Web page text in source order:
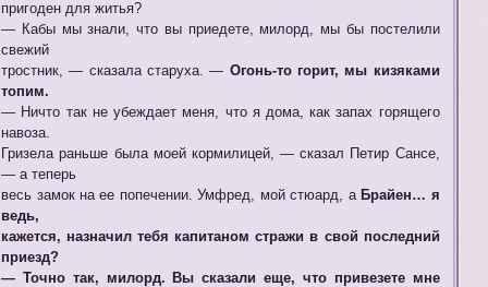
пригоден для житья?
— Кабы мы знали, что вы приедете, милорд, мы бы постелили
свежий
тростник, — сказала старуха. — Огонь-то горит, мы кизяками
топим.
— Ничто так не убеждает меня, что я дома, как запах горящего
навоза.
Гризела раньше была моей кормилицей, — сказал Петир Сансе,
— а теперь
весь замок на ее попечении. Умфред, мой стюард, аБрайен… я
ведь,
кажется, назначил тебя капитаном стражи в свой последний
приезд?
— Точно так, милорд. Вы сказали еще, что привезете мне